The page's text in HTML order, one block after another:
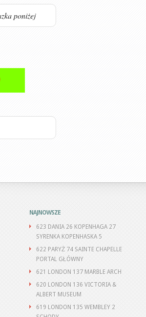
NAJNOWSZE
623 DANIA 26 KOPENHAGA 27
SYRENKA KOPENHASKA 5
622 PARYŻ 74 SAINTE CHAPELLE
PORTAL GŁÓWNY
621 LONDON 137 MARBLE ARCH
620 LONDON 136 VICTORIA &
ALBERT MUSEUM
619 LONDON 135 WEMBLEY 2